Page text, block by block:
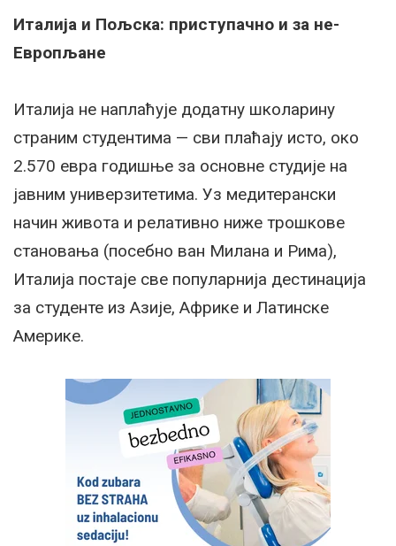
Италија и Пољска: приступачно и за не-
Европљане
Италија не наплаћује додатну школарину
страним студентима — сви плаћају исто, око
2.570 евра годишње за основне студије на
јавним универзитетима. Уз медитерански
начин живота и релативно ниже трошкове
становања (посебно ван Милана и Рима),
Италија постаје све популарнија дестинација
за студенте из Азије, Африке и Латинске
Америке.